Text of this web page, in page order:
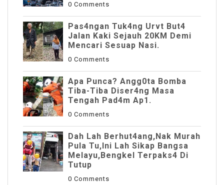
0 Comments
Pas4ngan Tuk4ng Urvt But4
JaIan Kaki Sejauh 20KM Demi
Mencari Sesuap Nasi.
0 Comments
Apa Punca? Angg0ta Bomba
Tiba-Tiba Diser4ng Masa
Tengah Pad4m Ap1.
0 Comments
Dah Lah Berhut4ang,Nak Murah
Pula Tu,Ini Lah Sikap Bangsa
Melayu,Bengkel Terpaks4 Di
Tutup
0 Comments